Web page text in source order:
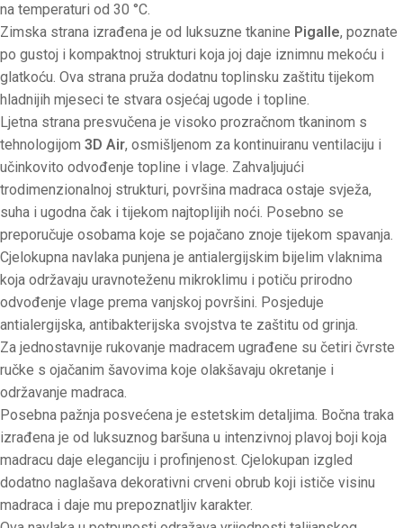
na temperaturi od 30 °C.
Zimska strana izrađena je od luksuzne tkanine Pigalle, poznate
po gustoj i kompaktnoj strukturi koja joj daje iznimnu mekoću i
glatkoću. Ova strana pruža dodatnu toplinsku zaštitu tijekom
hladnijih mjeseci te stvara osjećaj ugode i topline.
Ljetna strana presvučena je visoko prozračnom tkaninom s
tehnologijom 3D Air, osmišljenom za kontinuiranu ventilaciju i
učinkovito odvođenje topline i vlage. Zahvaljujući
trodimenzionalnoj strukturi, površina madraca ostaje svježa,
suha i ugodna čak i tijekom najtoplijih noći. Posebno se
preporučuje osobama koje se pojačano znoje tijekom spavanja.
Cjelokupna navlaka punjena je antialergijskim bijelim vlaknima
koja održavaju uravnoteženu mikroklimu i potiču prirodno
odvođenje vlage prema vanjskoj površini. Posjeduje
antialergijska, antibakterijska svojstva te zaštitu od grinja.
Za jednostavnije rukovanje madracem ugrađene su četiri čvrste
ručke s ojačanim šavovima koje olakšavaju okretanje i
održavanje madraca.
Posebna pažnja posvećena je estetskim detaljima. Bočna traka
izrađena je od luksuznog baršuna u intenzivnoj plavoj boji koja
madracu daje eleganciju i profinjenost. Cjelokupan izgled
dodatno naglašava dekorativni crveni obrub koji ističe visinu
madraca i daje mu prepoznatljiv karakter.